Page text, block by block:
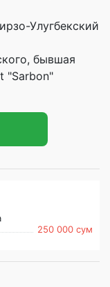
Улугбекский
бывшая
"Sarbon"
250 000 сум